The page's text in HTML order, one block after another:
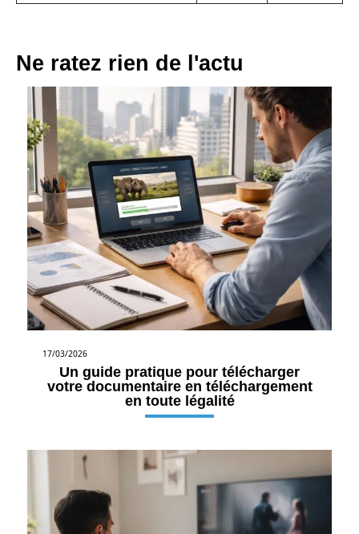
Ne ratez rien de l'actu
17/03/2026
Un guide pratique pour télécharger
votre documentaire en téléchargement
en toute légalité